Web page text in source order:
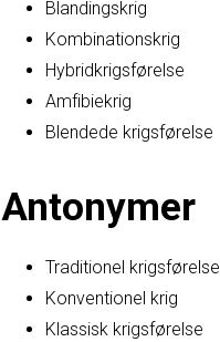
Blandingskrig
Kombinationskrig
Hybridkrigsførelse
Amfibiekrig
Blendede krigsførelse
Antonymer
Traditionel krigsførelse
Konventionel krig
Klassisk krigsførelse